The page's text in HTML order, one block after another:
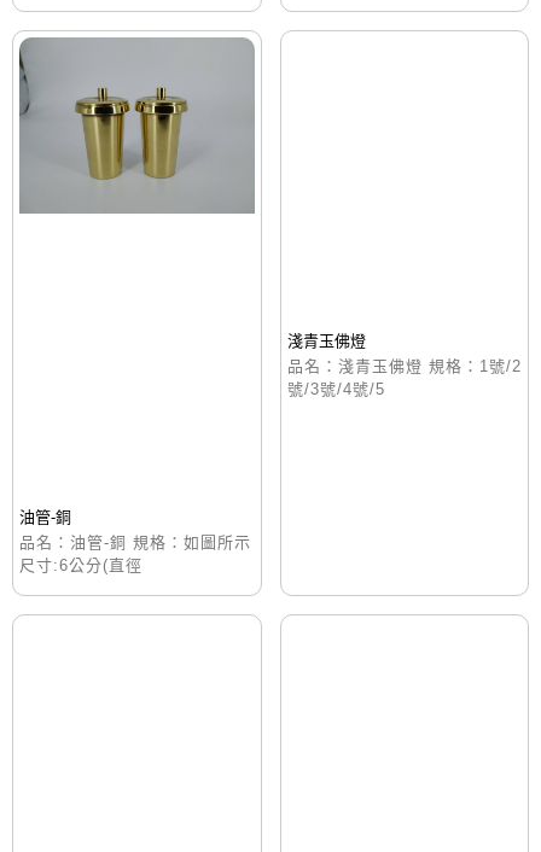
油管-銅
品名：油管-銅 規格：如圖所示
尺寸:6公分(直徑
淺青玉佛燈
品名：淺青玉佛燈 規格：1號/2
號/3號/4號/5